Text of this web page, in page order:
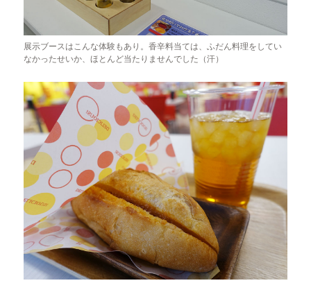
展示ブースはこんな体験もあり。香辛料当ては、ふだん料理をしてい
なかったせいか、ほとんど当たりませんでした（汗）